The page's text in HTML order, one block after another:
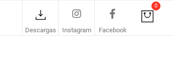
Descargas Instagram Facebook
0